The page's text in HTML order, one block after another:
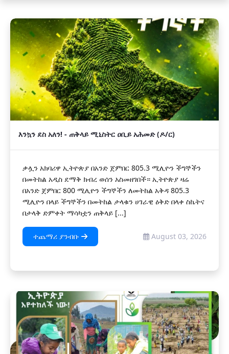
አዲስ
እንኳን ደስ አለን! - ጠቅላይ ሚኒስትር ዐቢይ አሕመድ (ዶ/ር)
ቃሏን አክባሪዋ ኢትዮጵያ በአንድ ጀምበር 805.3 ሚሊዮን ችግኞችን
በመትከል አዲስ ደማቅ ክብረ ወሰን አስመዘገበች። ኢትዮጵያ ዛሬ
በአንድ ጀምበር 800 ሚሊዮን ችግኞችን ለመትከል አቅዳ 805.3
ሚሊዮን በላይ ችግኞችን በመትከል ታላቁን ሀገራዊ ዕቅድ በላቀ ስኬትና
በታላቅ ድምቀት ማሳካቷን ጠቅላይ [...]
ተጨማሪ ያንብቡ August 03, 2026